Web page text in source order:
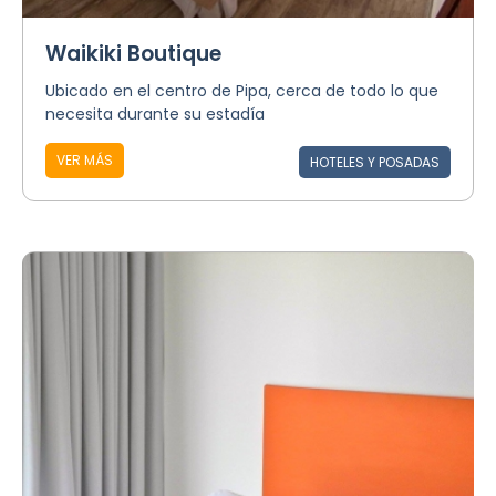
Waikiki Boutique
Ubicado en el centro de Pipa, cerca de todo lo que
necesita durante su estadía
VER MÁS HOTELES Y POSADAS